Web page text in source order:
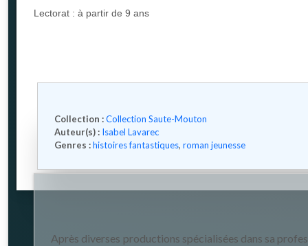
Lectorat : à partir de 9 ans
Collection :Collection Saute-Mouton
Auteur(s) : Isabel Lavarec
Genres :histoires fantastiques,roman jeunesse
Après diverses productions spécialisées dans sa